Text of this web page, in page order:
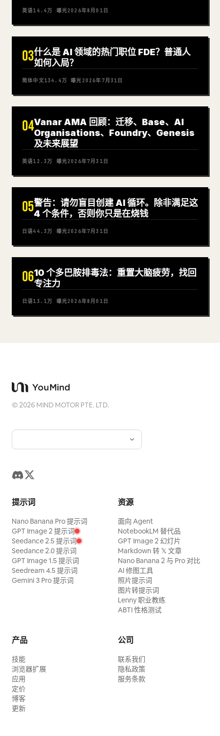
英语14.4万 曝光2026年8月01日
03什么是 AI 领域的热门职位 FDE？普通人
如何入局？
简体中文134.4万 曝光 2026年7月31日
04Vanar AMA 回顾：迁移、Base、AI
Organisations、Foundry、Genesis
及未来展望
英语12.3万 曝光2026年7月31日
05警告：请勿盲目创建 AI 循环。除非满足这
4 个条件，否则你只是在烧钱
日语44.3万 曝光2026年7月31日
0610 个多巴胺排毒法：重置大脑疲劳，找回
专注力
日语13.1万 曝光2026年8月01日
©2026 MIND MOTOR PTE. LTD.
提示词
Nano Banana Pro 提示词
GPT Image 2 提示词
Seedance 2.5 提示词
Seedance 2.0 提示词
GPT Image 1.5 提示词
Seedream 4.5 提示词
Gemini 3 Pro 提示词
资源
面向 Agent
NotebookLM 替代品
GPT Image 2 幻灯片
Markdown 转 𝕏 文章
Nano Banana 2 与 Pro 对比
AI 修图工具
照片提示词
图片转提示词
Lenny 职业教练
ABTI 性格测试
产品
技能
浏览器扩展
应用
定价
博客
更新
公司
联系我们
隐私政策
服务条款